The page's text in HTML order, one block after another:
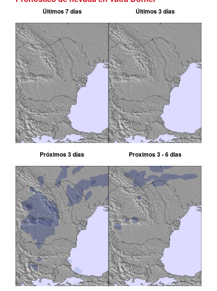
Últimos 7 días Últimos 3 días
Próximos 3 días Proximos 3 - 6 dias